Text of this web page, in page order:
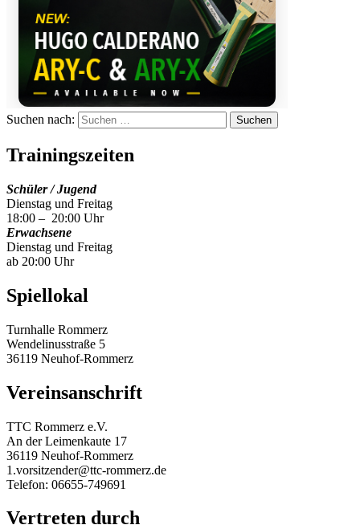
Suchen nach:
Trainingszeiten
Schüler / Jugend
Dienstag und Freitag
18:00 – 20:00 Uhr
Erwachsene
Dienstag und Freitag
ab 20:00 Uhr
Spiellokal
Turnhalle Rommerz
Wendelinusstraße 5
36119 Neuhof-Rommerz
Vereinsanschrift
TTC Rommerz e.V.
An der Leimenkaute 17
36119 Neuhof-Rommerz
1.vorsitzender@ttc-rommerz.de
Telefon: 06655-749691
Vertreten durch